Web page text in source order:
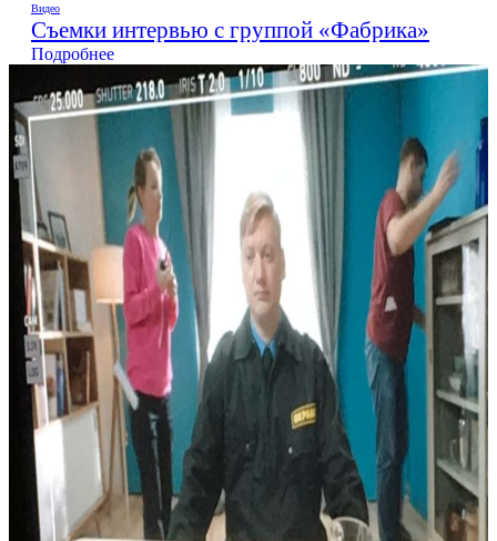
Видео
Съемки интервью с группой «Фабрика»
Подробнее